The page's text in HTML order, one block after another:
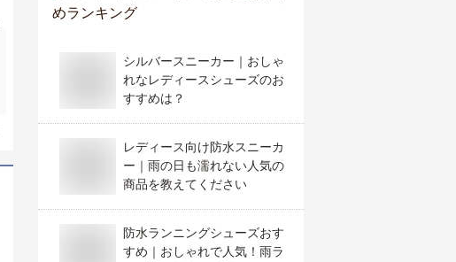
めランキング
シルバースニーカー｜おしゃ
れなレディースシューズのお
すすめは？
レディース向け防水スニーカ
ー｜雨の日も濡れない人気の
商品を教えてください
防水ランニングシューズおす
すめ｜おしゃれで人気！雨ラ